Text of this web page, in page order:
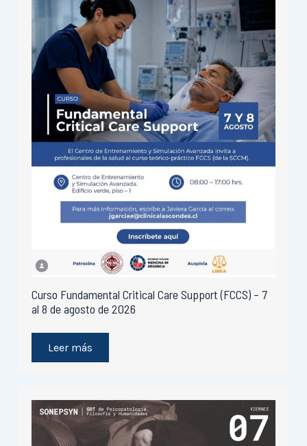
Curso Fundamental Critical Care Support (FCCS) – 7
al 8 de agosto de 2026
Leer más